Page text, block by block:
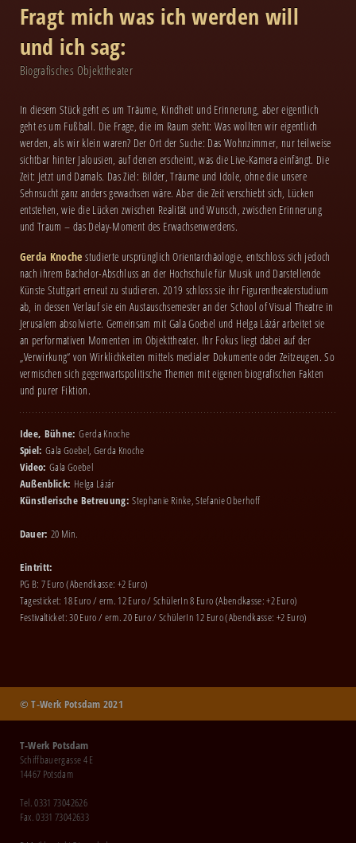
Fragt mich was ich werden will
und ich sag:
Biografisches Objekttheater
In diesem Stück geht es um Träume, Kindheit und Erinnerung, aber eigentlich
geht es um Fußball. Die Frage, die im Raum steht: Was wollten wir eigentlich
werden, als wir klein waren? Der Ort der Suche: Das Wohnzimmer, nur teilweise
sichtbar hinter Jalousien, auf denen erscheint, was die Live-Kamera einfängt. Die
Zeit: Jetzt und Damals. Das Ziel: Bilder, Träume und Idole, ohne die unsere
Sehnsucht ganz anders gewachsen wäre. Aber die Zeit verschiebt sich, Lücken
entstehen, wie die Lücken zwischen Realität und Wunsch, zwischen Erinnerung
und Traum – das Delay-Moment des Erwachsenwerdens.
Gerda Knochestudierte ursprünglich Orientarchäologie, entschloss sich jedoch
nach ihrem Bachelor-Abschluss an der Hochschule für Musik und Darstellende
Künste Stuttgart erneut zu studieren. 2019 schloss sie ihr Figurentheaterstudium
ab, in dessen Verlauf sie ein Austauschsemester an der School of Visual Theatre in
Jerusalem absolvierte. Gemeinsam mit Gala Goebel und Helga Lázár arbeitet sie
an performativen Momenten im Objekttheater. Ihr Fokus liegt dabei auf der
„Verwirkung“ von Wirklichkeiten mittels medialer Dokumente oder Zeitzeugen. So
vermischen sich gegenwartspolitische Themen mit eigenen biografischen Fakten
und purer Fiktion.
Idee, Bühne:Gerda Knoche
Spiel:Gala Goebel, Gerda Knoche
Video:Gala Goebel
Außenblick: Helga Lázár
Künstlerische Betreuung:Stephanie Rinke, Stefanie Oberhoff
Dauer:20 Min.
Eintritt:
PG B: 7 Euro (Abendkasse: +2 Euro)
Tagesticket: 18 Euro / erm. 12 Euro / SchülerIn 8 Euro (Abendkasse: +2 Euro)
Festivalticket: 30 Euro / erm. 20 Euro / SchülerIn 12 Euro (Abendkasse: +2 Euro)
© T-Werk Potsdam 2021
T-Werk Potsdam
Schiffbauergasse 4 E
14467 Potsdam
Tel. 0331 73042626
Fax. 0331 73042633